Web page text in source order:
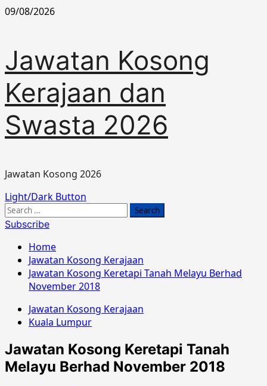
Skip
09/08/2026
Jawatan Kosong
Kerajaan dan
Swasta 2026
Jawatan Kosong 2026
Primary
Menu
Light/Dark Button
Search
for:
Subscribe
Home
Jawatan Kosong Kerajaan
Jawatan Kosong Keretapi Tanah Melayu Berhad
November 2018
Jawatan Kosong Kerajaan
Kuala Lumpur
Jawatan Kosong Keretapi Tanah
Melayu Berhad November 2018